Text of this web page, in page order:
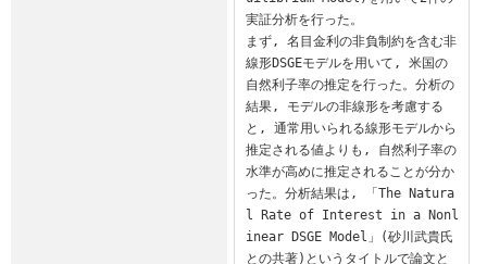
実証分析を行った。
まず, 名目金利の非負制約を含む非
線形DSGEモデルを用いて, 米国の
自然利子率の推定を行った。分析の
結果, モデルの非線形を考慮する
と, 通常用いられる線形モデルから
推定される値よりも, 自然利子率の
水準が高めに推定されることが分か
った。分析結果は, 「The Natura
l Rate of Interest in a Nonl
inear DSGE Model」(砂川武貴氏
との共著)というタイトルで論文と